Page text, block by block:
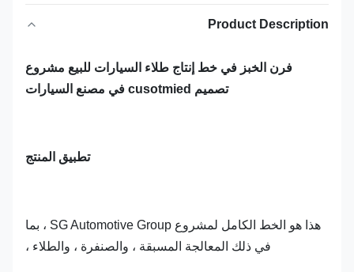
Product Description
فرن الخبز في خط إنتاج طلاء السيارات للبيع مشروع
تصميم cusotmied في مصنع السيارات
تطبيق المنتج
هذا هو الخط الكامل لمشروع SG Automotive Group ، بما
في ذلك المعالجة المسبقة ، والصنفرة ، والطلاء ،